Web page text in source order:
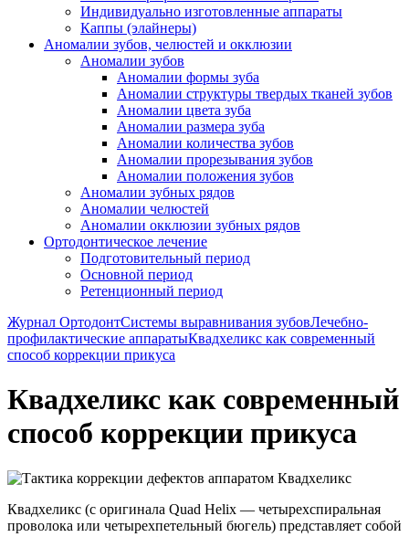
Индивидуально изготовленные аппараты
Каппы (элайнеры)
Аномалии зубов, челюстей и окклюзии
Аномалии зубов
Аномалии формы зуба
Аномалии структуры твердых тканей зубов
Аномалии цвета зуба
Аномалии размера зуба
Аномалии количества зубов
Аномалии прорезывания зубов
Аномалии положения зубов
Аномалии зубных рядов
Аномалии челюстей
Аномалии окклюзии зубных рядов
Ортодонтическое лечение
Подготовительный период
Основной период
Ретенционный период
Журнал ОртодонтСистемы выравнивания зубовЛечебно-
профилактические аппаратыКвадхеликс как современный
способ коррекции прикуса
Квадхеликс как современный
способ коррекции прикуса
Квадхеликс (с оригинала Quad Helix — четырехспиральная
проволока или четырехпетельный бюгель) представляет собой